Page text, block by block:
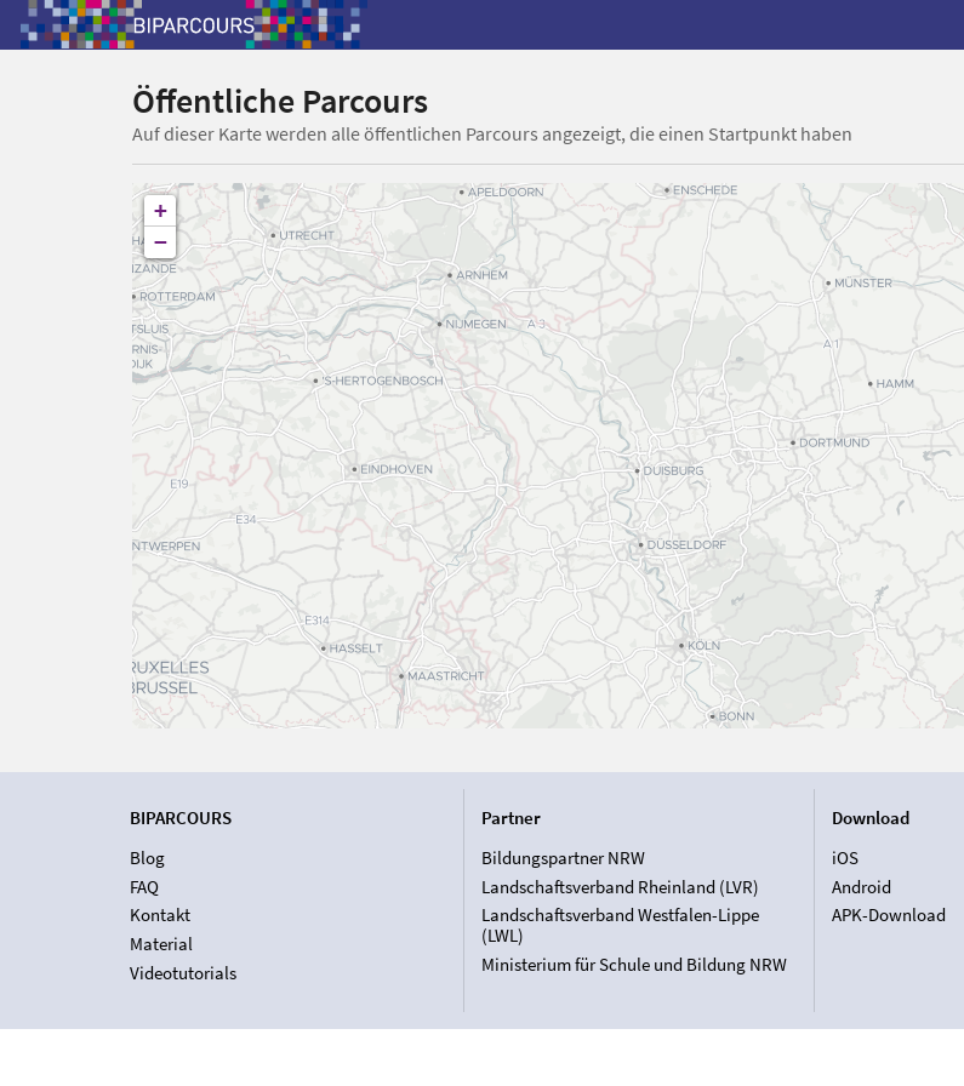
Öffentliche Parcours
Auf dieser Karte werden alle öffentlichen Parcours angezeigt, die einen Startpunkt haben
+
−
BIPARCOURS
Blog
FAQ
Kontakt
Material
Videotutorials
Partner
Bildungspartner NRW
Landschaftsverband Rheinland (LVR)
Landschaftsverband Westfalen-Lippe
(LWL)
Ministerium für Schule und Bildung NRW
Download
iOS
Android
APK-Download